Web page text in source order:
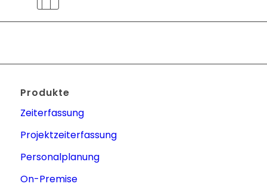
Produkte
Zeiterfassung
Projektzeiterfassung
Personalplanung
On-Premise